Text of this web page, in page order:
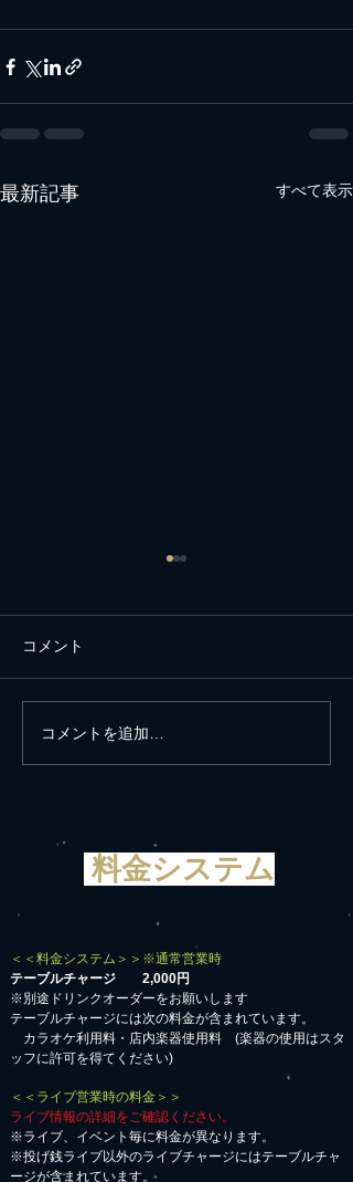
最新記事 すべて表示
新年に世界の平和と平安
を願う
コメント
コメントを追加…
料金システム
＜＜料金システム＞＞※通常営業時
テーブルチャージ 2,000円
※別途ドリンクオーダーをお願いします
テーブルチャージには次の料金が含まれています。
カラオケ利用料・店内楽器使用料 (楽器の使用はスタ
ッフに許可を得てください)
＜＜ライブ営業時の料金＞＞
ライブ情報の詳細をご確認ください。
※ライブ、イベント毎に料金が異なります。
※投げ銭ライブ以外のライブチャージにはテーブルチャ
ージが含まれています。